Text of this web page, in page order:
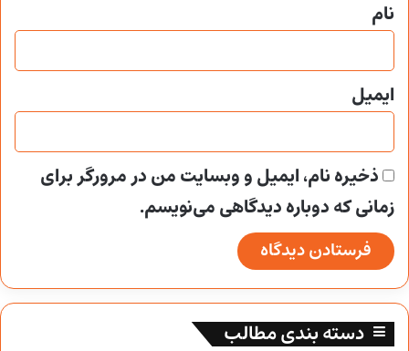
نام
ایمیل
ذخیره نام، ایمیل و وبسایت من در مرورگر برای
زمانی که دوباره دیدگاهی می‌نویسم.
دسته بندی مطالب